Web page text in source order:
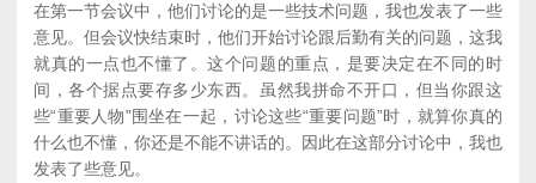
在第一节会议中，他们讨论的是一些技术问题，我也发表了一些
意见。但会议快结束时，他们开始讨论跟后勤有关的问题，这我
就真的一点也不懂了。这个问题的重点，是要决定在不同的时
间，各个据点要存多少东西。虽然我拼命不开口，但当你跟这
些“重要人物”围坐在一起，讨论这些“重要问题”时，就算你真的
什么也不懂，你还是不能不讲话的。因此在这部分讨论中，我也
发表了些意见。